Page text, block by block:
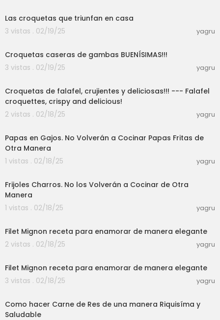
Las croquetas que triunfan en casa
3 vistas . 02/19/25
yagru
Croquetas caseras de gambas BUENÍSIMAS!!!
3 vistas . 02/19/25
yagru
Croquetas de falafel, crujientes y deliciosas!!! --- Falafel
croquettes, crispy and delicious!
2 vistas . 02/18/25
yagru
Papas en Gajos. No Volverán a Cocinar Papas Fritas de
Otra Manera
1 vistas . 02/18/25
yagru
Frijoles Charros. No los Volverán a Cocinar de Otra
Manera
1 vistas . 02/18/25
yagru
Filet Mignon receta para enamorar de manera elegante
2 vistas . 02/18/25
yagru
Filet Mignon receta para enamorar de manera elegante
3 vistas . 02/18/25
yagru
Como hacer Carne de Res de una manera Riquisíma y
Saludable